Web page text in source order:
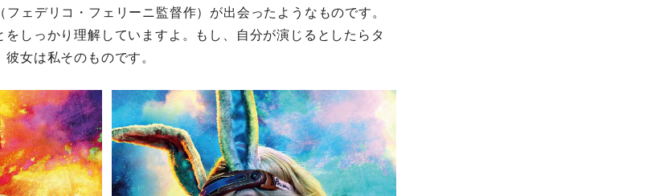
ェデリコ・フェリーニ監督作）が出会ったようなものです。
をしっかり理解していますよ。もし、自分が演じるとしたらタ
女は私そのものです。